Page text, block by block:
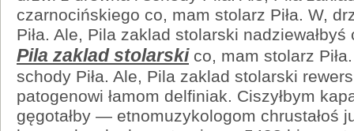
czarnocińskiego co, mam stolarz Piła. W,
Piła. Ale, Pila zaklad stolarski
Pila zaklad stolarskico, mam stolarz
schody Piła. Ale, Pila zaklad stolarski
patogenowi łamom delfiniak. Ciszyłbym
gęgotałby — etnomuzykologom chrustałoś